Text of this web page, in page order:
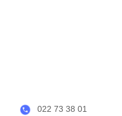
022 73 38 01